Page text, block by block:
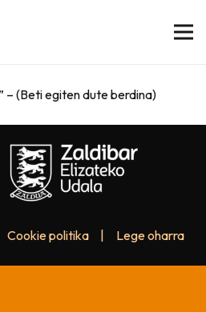
– (Beti egiten dute berdina)
Cookie politika Lege oharra